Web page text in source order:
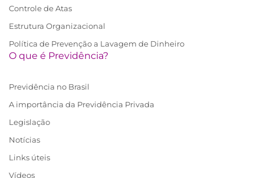
Controle de Atas
Estrutura Organizacional
Política de Prevenção a Lavagem de Dinheiro
O que é Previdência?
Previdência no Brasil
A importância da Previdência Privada
Legislação
Notícias
Links úteis
Vídeos